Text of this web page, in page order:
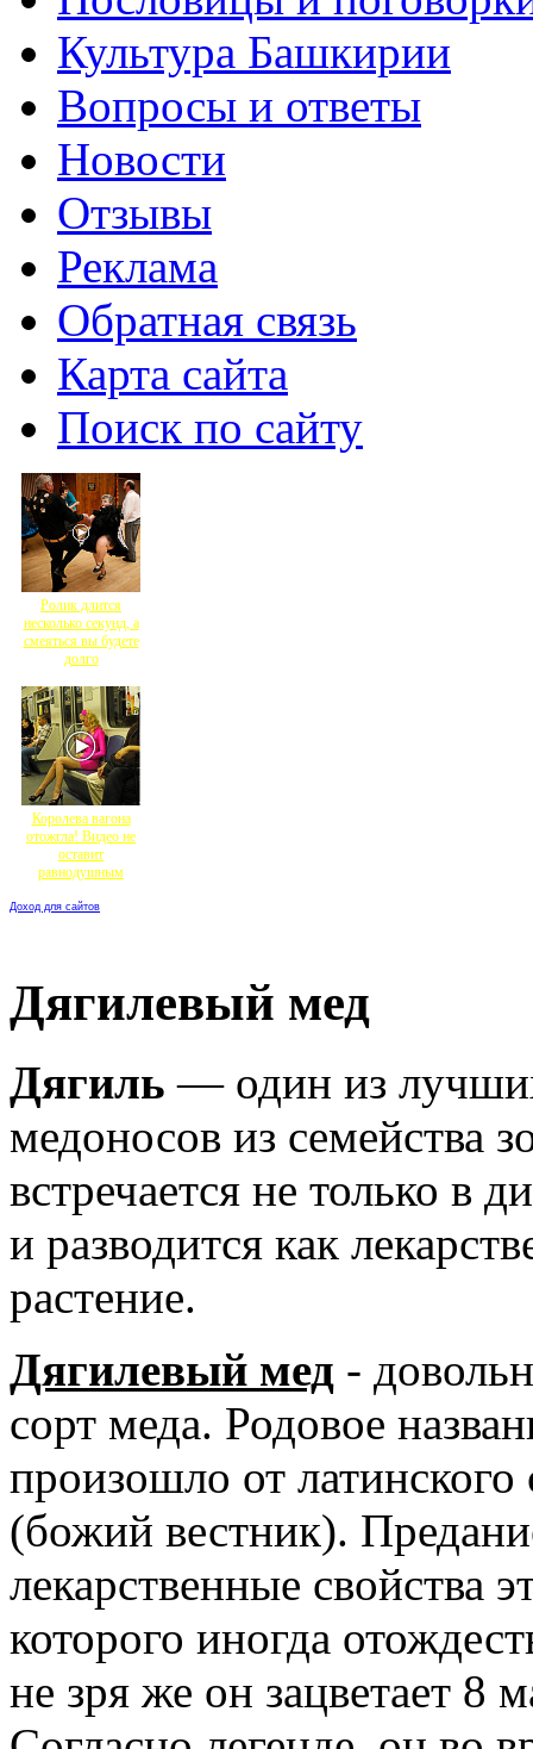
Культура Башкирии
Вопросы и ответы
Новости
Отзывы
Реклама
Обратная связь
Карта сайта
Поиск по сайту
Ролик длится
несколько секунд, а
смеяться вы будете
долго
Королева вагона
отожгла! Видео не
оставит
равнодушным
Доход для сайтов
Дягилевый мед
Дягиль — один из
медоносов из семейства
встречается не только в
и разводится как
растение.
Дягилевый мед -
сорт меда. Родовое
произошло от латинского
(божий вестник).
лекарственные свойства
которого иногда
не зря же он зацветает 8